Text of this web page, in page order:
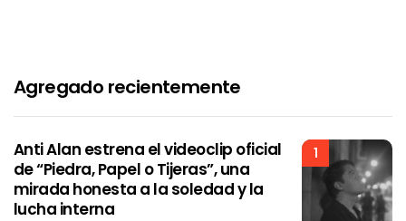
Agregado recientemente
1
Anti Alan estrena el videoclip oficial
de “Piedra, Papel o Tijeras”, una
mirada honesta a la soledad y la
lucha interna